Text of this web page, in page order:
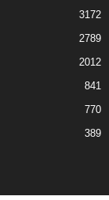
3172
2789
2012
841
770
389